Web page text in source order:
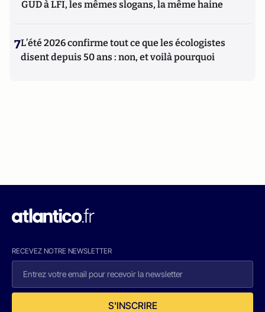
GUD à LFI, les mêmes slogans, la même haine
7L’été 2026 confirme tout ce que les écologistes
disent depuis 50 ans : non, et voilà pourquoi
RECEVEZ NOTRE NEWSLETTER
S'INSCRIRE